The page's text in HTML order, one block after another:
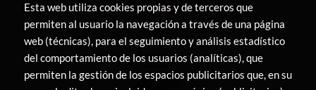
Esta web utiliza cookies propias y de terceros que
permiten al usuario la navegación a través de una página
web (técnicas), para el seguimiento y análisis estadístico
del comportamiento de los usuarios (analíticas), que
permiten la gestión de los espacios publicitarios que, en su